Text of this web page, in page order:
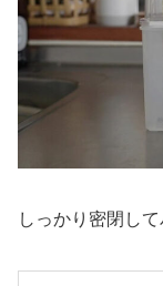
しっかり密閉し